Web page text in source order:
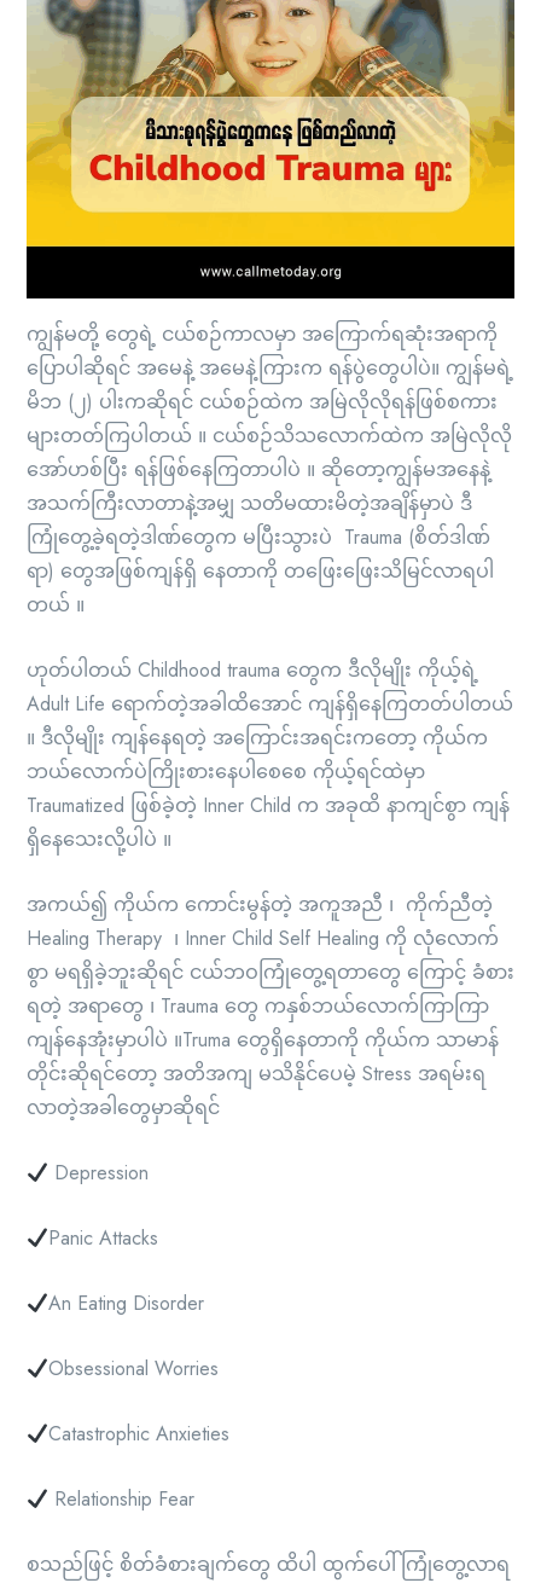
ကျွန်မတို့ တွေရဲ့ ငယ်စဉ်ကာလမှာ အကြောက်ရဆုံးအရာကို
ပြောပါဆိုရင် အမေနဲ့ အမေနဲ့ကြားက ရန်ပွဲတွေပါပဲ။ ကျွန်မရဲ့
မိဘ (၂) ပါးကဆိုရင် ငယ်စဉ်ထဲက အမြဲလိုလိုရန်ဖြစ်စကား
များတတ်ကြပါတယ် ။ ငယ်စဉ်သိသလောက်ထဲက အမြဲလိုလို
အော်ဟစ်ပြီး ရန်ဖြစ်နေကြတာပါပဲ ။ ဆိုတော့ကျွန်မအနေနဲ့
အသက်ကြီးလာတာနဲ့အမျှ သတိမထားမိတဲ့အချိန်မှာပဲ ဒီ
ကြုံတွေ့ခဲ့ရတဲ့ဒါဏ်တွေက မပြီးသွားပဲ Trauma (စိတ်ဒါဏ်
ရာ) တွေအဖြစ်ကျန်ရှိ နေတာကို တဖြေးဖြေးသိမြင်လာရပါ
တယ် ။
ဟုတ်ပါတယ် Childhood trauma တွေက ဒီလိုမျိုး ကိုယ့်ရဲ့
Adult Life ရောက်တဲ့အခါထိအောင် ကျန်ရှိနေကြတတ်ပါတယ်
။ ဒီလိုမျိုး ကျန်နေရတဲ့ အကြောင်းအရင်းကတော့ ကိုယ်က
ဘယ်လောက်ပဲကြိုးစားနေပါစေစေ ကိုယ့်ရင်ထဲမှာ
Traumatized ဖြစ်ခဲ့တဲ့ Inner Child က အခုထိ နာကျင်စွာ ကျန်
ရှိနေသေးလို့ပါပဲ ။
အကယ်၍ ကိုယ်က ကောင်းမွန်တဲ့ အကူအညီ ၊ ကိုက်ညီတဲ့
Healing Therapy ၊ Inner Child Self Healing ကို လုံလောက်
စွာ မရရှိခဲ့ဘူးဆိုရင် ငယ်ဘဝကြုံတွေ့ရတာတွေ ကြောင့် ခံစား
ရတဲ့ အရာတွေ ၊ Trauma တွေ ကနှစ်ဘယ်လောက်ကြာကြာ
ကျန်နေအုံးမှာပါပဲ ။Truma တွေရှိနေတာကို ကိုယ်က သာမာန်
တိုင်းဆိုရင်တော့ အတိအကျ မသိနိုင်ပေမဲ့ Stress အရမ်းရ
လာတဲ့အခါတွေမှာဆိုရင်
Depression
Panic Attacks
An Eating Disorder
Obsessional Worries
Catastrophic Anxieties
Relationship Fear
စသည်ဖြင့် စိတ်ခံစားချက်တွေ ထိပါ ထွက်ပေါ်ကြုံတွေ့လာရ